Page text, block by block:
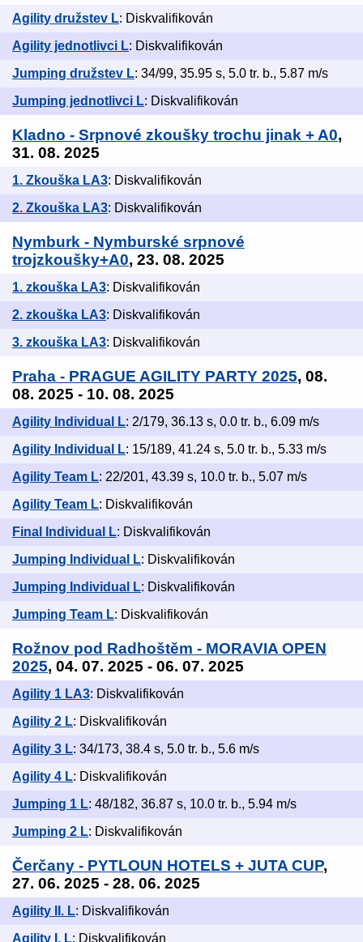
Agility družstev L: Diskvalifikován
Agility jednotlivci L: Diskvalifikován
Jumping družstev L: 34/99, 35.95 s, 5.0 tr. b., 5.87 m/s
Jumping jednotlivci L: Diskvalifikován
Kladno - Srpnové zkoušky trochu jinak + A0,
31. 08. 2025
1. Zkouška LA3: Diskvalifikován
2. Zkouška LA3: Diskvalifikován
Nymburk - Nymburské srpnové
trojzkoušky+A0, 23. 08. 2025
1. zkouška LA3: Diskvalifikován
2. zkouška LA3: Diskvalifikován
3. zkouška LA3: Diskvalifikován
Praha - PRAGUE AGILITY PARTY 2025, 08.
08. 2025 - 10. 08. 2025
Agility Individual L: 2/179, 36.13 s, 0.0 tr. b., 6.09 m/s
Agility Individual L: 15/189, 41.24 s, 5.0 tr. b., 5.33 m/s
Agility Team L: 22/201, 43.39 s, 10.0 tr. b., 5.07 m/s
Agility Team L: Diskvalifikován
Final Individual L: Diskvalifikován
Jumping Individual L: Diskvalifikován
Jumping Individual L: Diskvalifikován
Jumping Team L: Diskvalifikován
Rožnov pod Radhoštěm - MORAVIA OPEN
2025, 04. 07. 2025 - 06. 07. 2025
Agility 1 LA3: Diskvalifikován
Agility 2 L: Diskvalifikován
Agility 3 L: 34/173, 38.4 s, 5.0 tr. b., 5.6 m/s
Agility 4 L: Diskvalifikován
Jumping 1 L: 48/182, 36.87 s, 10.0 tr. b., 5.94 m/s
Jumping 2 L: Diskvalifikován
Čerčany - PYTLOUN HOTELS + JUTA CUP,
27. 06. 2025 - 28. 06. 2025
Agility II. L: Diskvalifikován
Agility I. L: Diskvalifikován